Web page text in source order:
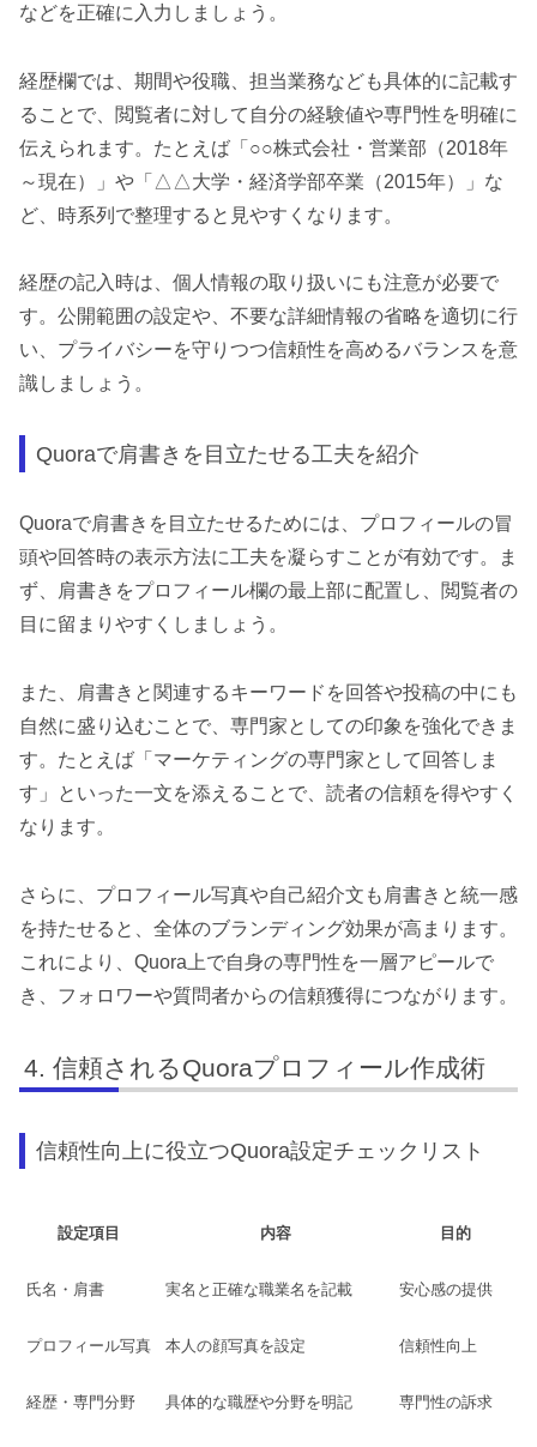
などを正確に入力しましょう。
経歴欄では、期間や役職、担当業務なども具体的に記載す
ることで、閲覧者に対して自分の経験値や専門性を明確に
伝えられます。たとえば「○○株式会社・営業部（2018年
～現在）」や「△△大学・経済学部卒業（2015年）」な
ど、時系列で整理すると見やすくなります。
経歴の記入時は、個人情報の取り扱いにも注意が必要で
す。公開範囲の設定や、不要な詳細情報の省略を適切に行
い、プライバシーを守りつつ信頼性を高めるバランスを意
識しましょう。
Quoraで肩書きを目立たせる工夫を紹介
Quoraで肩書きを目立たせるためには、プロフィールの冒
頭や回答時の表示方法に工夫を凝らすことが有効です。ま
ず、肩書きをプロフィール欄の最上部に配置し、閲覧者の
目に留まりやすくしましょう。
また、肩書きと関連するキーワードを回答や投稿の中にも
自然に盛り込むことで、専門家としての印象を強化できま
す。たとえば「マーケティングの専門家として回答しま
す」といった一文を添えることで、読者の信頼を得やすく
なります。
さらに、プロフィール写真や自己紹介文も肩書きと統一感
を持たせると、全体のブランディング効果が高まります。
これにより、Quora上で自身の専門性を一層アピールで
き、フォロワーや質問者からの信頼獲得につながります。
信頼されるQuoraプロフィール作成術
信頼性向上に役立つQuora設定チェックリスト
設定項目 内容 目的
氏名・肩書 実名と正確な職業名を記載 安心感の提供
プロフィール写真 本人の顔写真を設定 信頼性向上
経歴・専門分野 具体的な職歴や分野を明記 専門性の訴求